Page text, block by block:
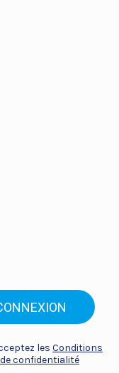
les Conditions
confidentialité